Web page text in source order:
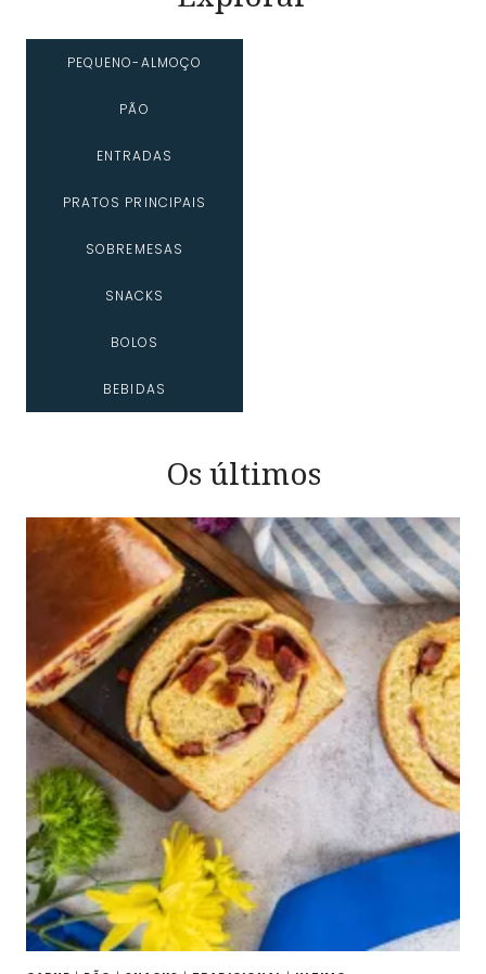
PEQUENO-ALMOÇO
PÃO
ENTRADAS
PRATOS PRINCIPAIS
SOBREMESAS
SNACKS
BOLOS
BEBIDAS
Os últimos